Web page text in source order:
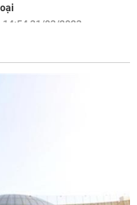
14:54 31/03/2023